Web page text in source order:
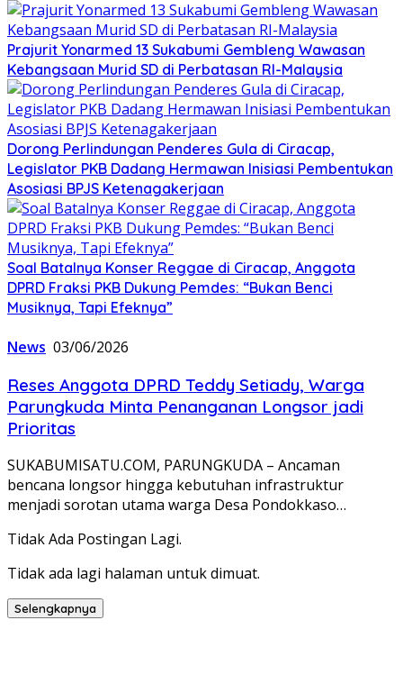
Prajurit Yonarmed 13 Sukabumi Gembleng Wawasan
Kebangsaan Murid SD di Perbatasan RI-Malaysia
Dorong Perlindungan Penderes Gula di Ciracap,
Legislator PKB Dadang Hermawan Inisiasi Pembentukan
Asosiasi BPJS Ketenagakerjaan
Soal Batalnya Konser Reggae di Ciracap, Anggota
DPRD Fraksi PKB Dukung Pemdes: “Bukan Benci
Musiknya, Tapi Efeknya”
News 03/06/2026
Reses Anggota DPRD Teddy Setiady, Warga
Parungkuda Minta Penanganan Longsor jadi
Prioritas
SUKABUMISATU.COM, PARUNGKUDA – Ancaman
bencana longsor hingga kebutuhan infrastruktur
menjadi sorotan utama warga Desa Pondokkaso…
Tidak Ada Postingan Lagi.
Tidak ada lagi halaman untuk dimuat.
Selengkapnya